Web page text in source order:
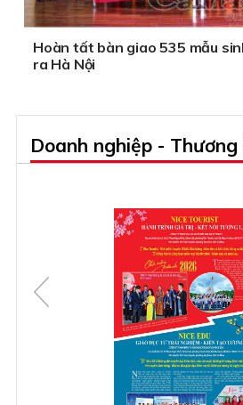
Hoàn tất bàn giao 535 mẫu
ra Hà Nội
Doanh nghiệp - Thương